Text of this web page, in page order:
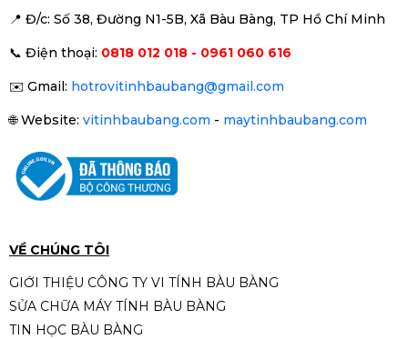
fhd
Laptop Dell latitude 7480 core
I5-7300U ram 8GB ssd 256GB
📍 Đ/c: Số 38, Đường N1-5B, Xã Bàu Bàng, TP Hồ Chí Minh
📞 Điện thoại: 0818 012 018 - 0961 060 616
✉️ Gmail: hotrovitinhbaubang@gmail.com
🌐Website: vitinhbaubang.com - maytinhbaubang.com
VỀ CHÚNG TÔI
GIỚI THIỆU CÔNG TY VI TÍNH BÀU BÀNG
SỬA CHỮA MÁY TÍNH BÀU BÀNG
TIN HỌC BÀU BÀNG